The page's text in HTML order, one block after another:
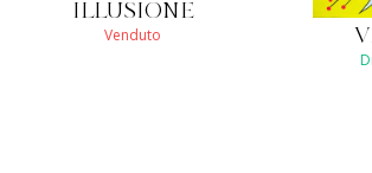
ILLUSIONE
Venduto